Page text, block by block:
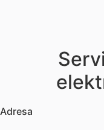
Adresa